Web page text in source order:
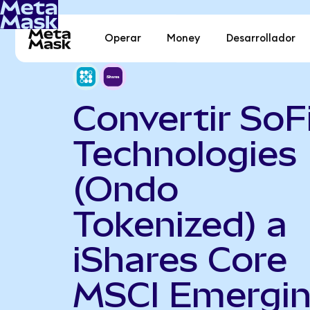
Operar Money Desarrollador
Convertir
Technologies
(Ondo
Tokenized) a
iShares Core
MSCI